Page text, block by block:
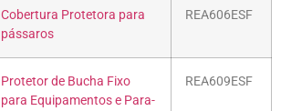
Cobertura Protetora para
pássaros
REA606ESF
Protetor de Bucha Fixo
para Equipamentos e Para-
REA609ESF